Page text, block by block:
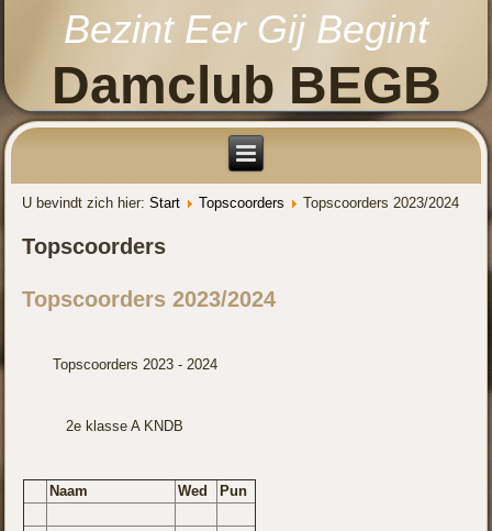
Bezint Eer Gij Begint
Damclub BEGB
U bevindt zich hier:Start Topscoorders Topscoorders 2023/2024
Topscoorders
Topscoorders 2023/2024
Topscoorders 2023 - 2024
2e klasse A KNDB
Naam Wed Pun